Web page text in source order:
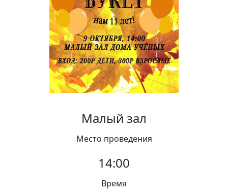
Контакты
Вакансии
Малый зал
Место проведения
14:00
Время